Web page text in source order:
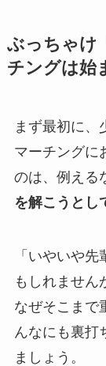
ぶっちゃけ
チングは始
まず最初に、
マーチングに
のは、例える
を解こうとし
「いやいや
もしれません
なぜそこまで
んなにも裏打
ましょう。